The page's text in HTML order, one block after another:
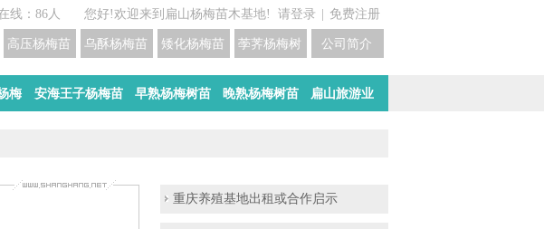
您好!欢迎来到扁山杨梅苗木基地! 请登录 免费注册
线：86人
公司简介
荸荠杨梅树苗培育
矮化杨梅苗价格
乌酥杨梅苗培育基地
高压杨梅苗
梅 安海王子杨梅苗 早熟杨梅树苗 晚熟杨梅树苗 扁山旅游业
重庆养殖基地出租或合作启示